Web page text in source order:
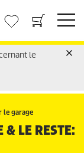
le
le garage
& LE RESTE: